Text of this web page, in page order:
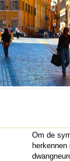
Om de